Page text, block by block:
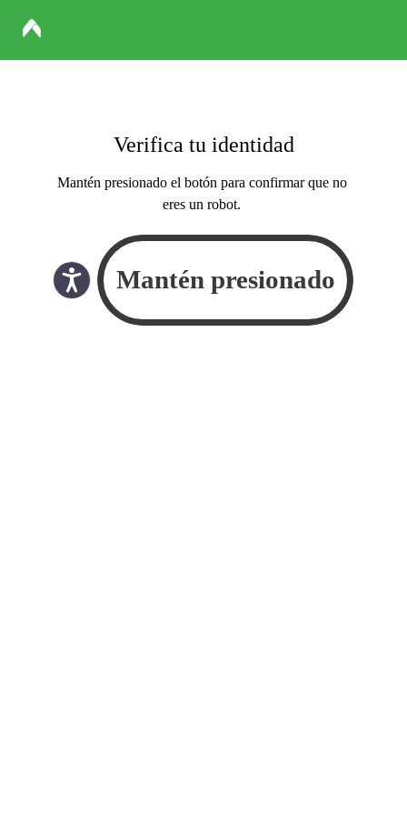
Verifica tu identidad
Mantén presionado el botón para confirmar que no
eres un robot.